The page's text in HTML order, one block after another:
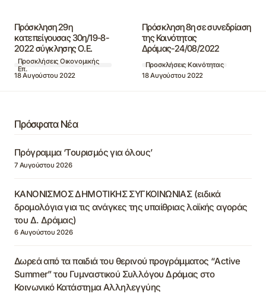
Πρόσκληση 29η
κατεπείγουσας 30η/19-8-
2022 σύγκλησης Ο.Ε.
Προσκλήσεις Οικονομικής
Επ.
18 Αυγούστου 2022
Πρόσκληση 8η σε συνεδρίαση
της Κοινότητας
Δράμας-24/08/2022
Προσκλήσεις Κοινότητας
18 Αυγούστου 2022
Πρόσφατα Νέα
Πρόγραμμα ‘Τουρισμός για όλους’
7 Αυγούστου 2026
ΚΑΝΟΝΙΣΜΟΣ ΔΗΜΟΤΙΚΗΣ ΣΥΓΚΟΙΝΩΝΙΑΣ (ειδικά
δρομολόγια για τις ανάγκες της υπαίθριας λαϊκής αγοράς
του Δ. Δράμας)
6 Αυγούστου 2026
Δωρεά από τα παιδιά του θερινού προγράμματος “Active
Summer” του Γυμναστικού Συλλόγου Δράμας στο
Κοινωνικό Κατάστημα Αλληλεγγύης